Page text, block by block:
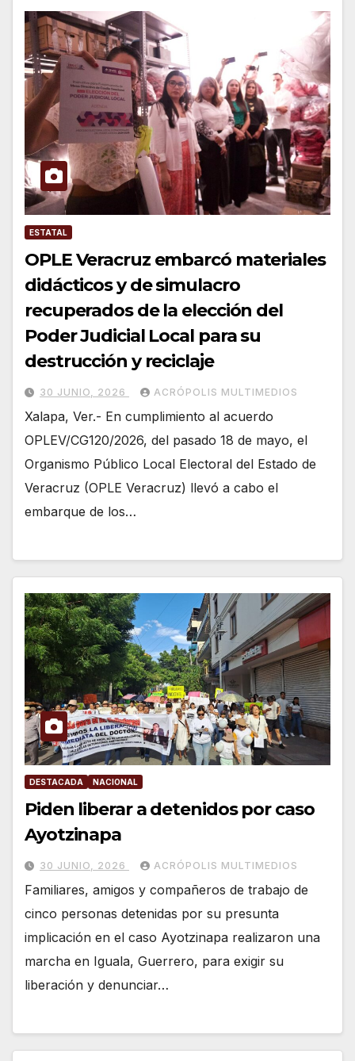
ESTATAL
OPLE Veracruz embarcó materiales
didácticos y de simulacro
recuperados de la elección del
Poder Judicial Local para su
destrucción y reciclaje
30 JUNIO, 2026 ACRÓPOLIS MULTIMEDIOS
Xalapa, Ver.- En cumplimiento al acuerdo
OPLEV/CG120/2026, del pasado 18 de mayo, el
Organismo Público Local Electoral del Estado de
Veracruz (OPLE Veracruz) llevó a cabo el
embarque de los…
DESTACADA NACIONAL
Piden liberar a detenidos por caso
Ayotzinapa
30 JUNIO, 2026 ACRÓPOLIS MULTIMEDIOS
Familiares, amigos y compañeros de trabajo de
cinco personas detenidas por su presunta
implicación en el caso Ayotzinapa realizaron una
marcha en Iguala, Guerrero, para exigir su
liberación y denunciar…